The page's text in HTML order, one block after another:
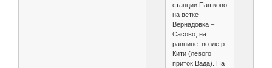
станции Пашково
на ветке
Вернадовка –
Сасово, на
равнине, возле р.
Кити (левого
приток Вада). На